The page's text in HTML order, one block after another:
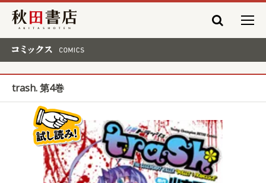
秋田書店
trash. 第4巻